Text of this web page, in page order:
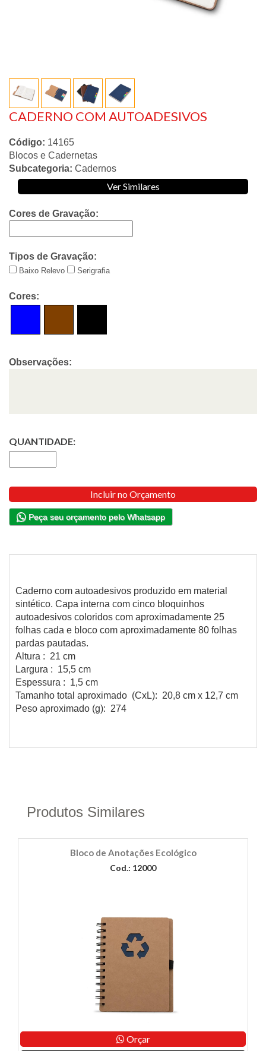
CADERNO COM AUTOADESIVOS
Código: 14165
Blocos e Cadernetas
Subcategoria: Cadernos
Ver Similares
Cores de Gravação:
Tipos de Gravação:
Baixo Relevo Serigrafia
Cores:
Observações:
QUANTIDADE:
Incluir no Orçamento
Peça seu orçamento pelo Whatsapp
Caderno com autoadesivos produzido em material
sintético. Capa interna com cinco bloquinhos
autoadesivos coloridos com aproximadamente 25
folhas cada e bloco com aproximadamente 80 folhas
pardas pautadas.
Altura : 21 cm
Largura : 15,5 cm
Espessura : 1,5 cm
Tamanho total aproximado (CxL): 20,8 cm x 12,7 cm
Peso aproximado (g): 274
Produtos Similares
Bloco de Anotações Ecológico
Cod.: 12000
Orçar